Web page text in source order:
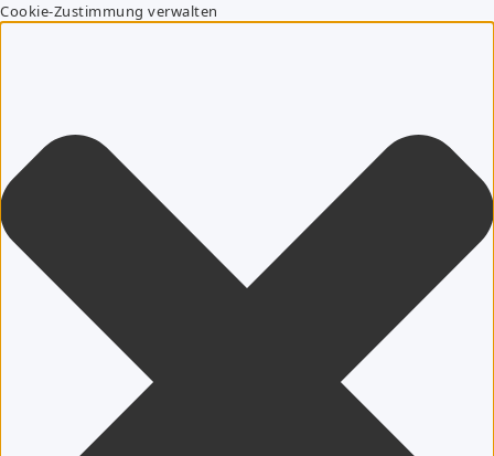
Cookie-Zustimmung verwalten